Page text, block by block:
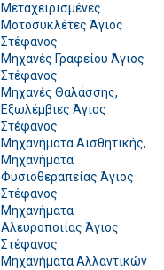
Μεταχειρισμένες
Μοτοσυκλέτες Άγιος
Στέφανος
Μηχανές Γραφείου Άγιος
Στέφανος
Μηχανές Θαλάσσης,
Εξωλέμβιες Άγιος
Στέφανος
Μηχανήματα Αισθητικής,
Μηχανήματα
Φυσιοθεραπείας Άγιος
Στέφανος
Μηχανήματα
Αλευροποιίας Άγιος
Στέφανος
Μηχανήματα Αλλαντικών